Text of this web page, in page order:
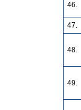
46.
47.
48.
49.